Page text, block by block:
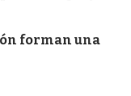
forman una